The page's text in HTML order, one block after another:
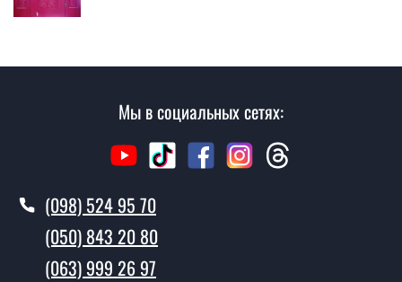
производится согласно очереди, во все дни кроме
Сколько стоит установка дверей
Как быстро можете установить двери
В тот же день в течении нескольких часов, при
условии наличия их на складе, либо на следующий
день.
Мы в социальных сетях:
(098) 524 95 70
(050) 843 20 80
(063) 999 26 97